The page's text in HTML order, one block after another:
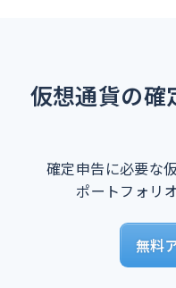
仮想通貨の確
確定申告に必要な
ポートフォリ
無料